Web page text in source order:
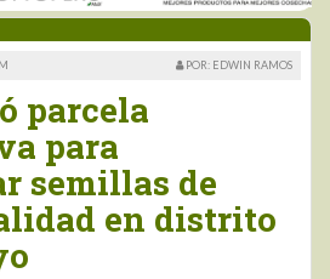
POR: EDWIN RAMOS
parcela
para
semillas de
en distrito